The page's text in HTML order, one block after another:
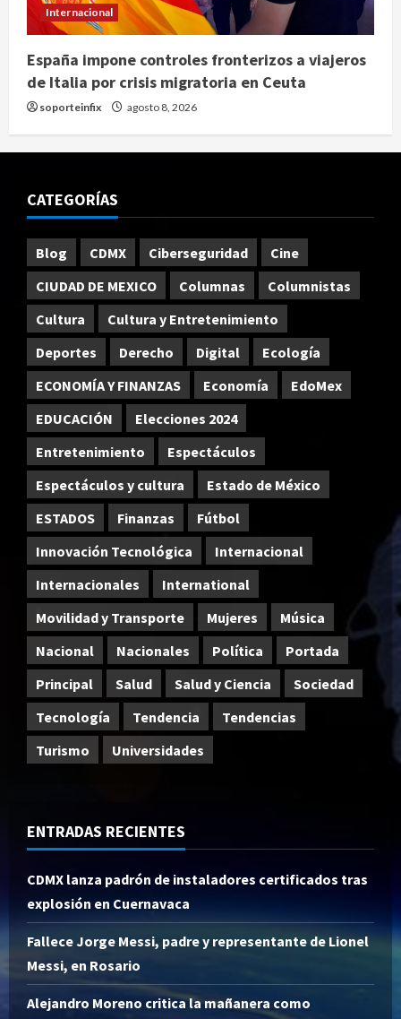
Internacional
España impone controles fronterizos a viajeros
de Italia por crisis migratoria en Ceuta
soporteinfix agosto 8, 2026
CATEGORÍAS
Blog CDMX Ciberseguridad
Cine
CIUDAD DE MEXICO
Columnas
Columnistas
Cultura
Cultura y Entretenimiento
Deportes
Derecho Digital
Ecología
ECONOMÍA Y FINANZAS
Economía
EdoMex
EDUCACIÓN
Elecciones 2024
Entretenimiento
Espectáculos
Espectáculos y cultura
Estado de México
ESTADOS
Finanzas
Fútbol
Innovación Tecnológica
Internacional
Internacionales
International
Movilidad y Transporte
Mujeres
Música
Nacional
Nacionales Política
Portada
Principal
Salud Salud y Ciencia
Sociedad
Tecnología
Tendencia
Tendencias
Turismo
Universidades
ENTRADAS RECIENTES
CDMX lanza padrón de instaladores certificados tras
explosión en Cuernavaca
Fallece Jorge Messi, padre y representante de Lionel
Messi, en Rosario
Alejandro Moreno critica la mañanera como